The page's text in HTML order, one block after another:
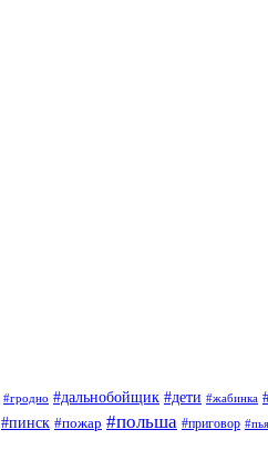
#гродно #дальнобойщик #дети #жабинка
#пинск #пожар #польша #приговор